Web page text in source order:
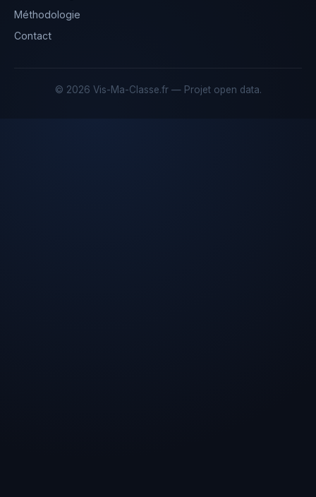
Méthodologie
Contact
© 2026 Vis-Ma-Classe.fr — Projet open data.